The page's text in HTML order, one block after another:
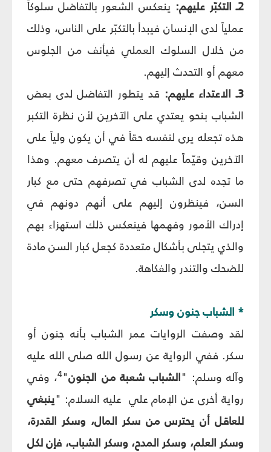
2ـ التكبّر عليهم:
ينعكس الشعور بالتفاضل سلوكاً
عملياً لدى الإنسان فيبدأ بالتكبّر على الناس، وذلك
من خلال السلوك العملي فيأنف من الجلوس
معهم أو التحدث إليهم.
3ـ الاعتداء عليهم:
قد يتطور التفاضل لدى بعض
الشباب بنحو يعتدي على الآخرين لأن نظرة التكبر
هذه تجعله يرى لنفسه حقاً في أن يكون ولياً على
الآخرين وقيّماً عليهم له أن يتصرف معهم. وهذا
ما تجده لدى الشباب في تصرفهم حتى مع كبار
السن، فينظرون إليهم على أنهم دونهم في
إدراك الأمور وفهمها فينعكس ذلك استهزاء بهم
والذي يتجلى بأشكال متعددة كجعل كبار السن مادة
للضحك والتندر والفكاهة.
* الشباب جنون وسكر
لقد وصفت الروايات عمر الشباب بأنه جنون أو
سكر. ففي الرواية عن رسول الله صلى الله عليه
وآله وسلم: "الشباب شعبة من الجنون"
4، وفي
رواية أخرى عن الإمام علي عليه السلام: "ينبغي
للعاقل أن يحترس من سكر المال، وسكر القدرة،
وسكر العلم، وسكر المدح، وسكر الشباب، فإن لكل